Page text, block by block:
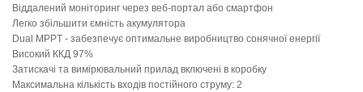
Віддалений моніторинг через веб-портал або смартфон
Легко збільшити ємність акумулятора
Dual MPPT - забезпечує оптимальне виробництво сонячної енергії
Високий ККД 97%
Затискачі та вимірювальний прилад включені в коробку
Максимальна кількість входів постійного струму: 2